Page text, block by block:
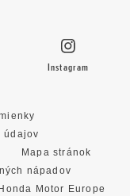
Instagram
údajov
Mapa stránok
nápadov
Motor Europe